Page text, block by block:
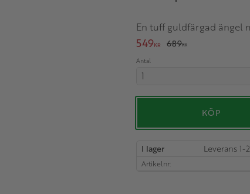
En tuff guldfärgad ängel
Nedsatt pris:
549KR Ordinarie pris:
689KR
Antal
KÖP
I lager
Artikelnr